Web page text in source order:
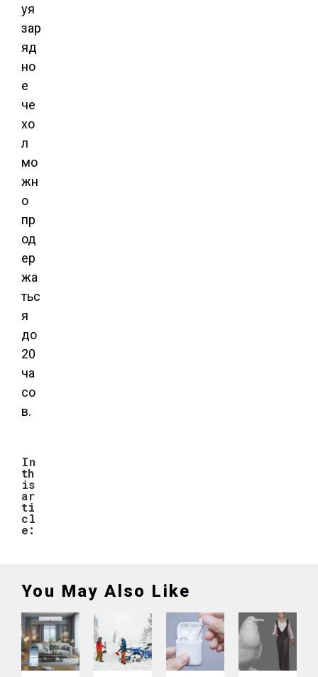
уя
зар
яд
но
е
че
хо
л
мо
жн
о
пр
од
ер
жа
тьс
я
до
20
ча
со
в.
In
th
is
ar
ti
cl
e:
You May Also Like